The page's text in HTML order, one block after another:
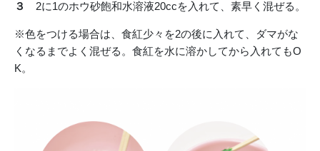
３ 2に1のホウ砂飽和水溶液20ccを入れて、素早く混ぜる。
※色をつける場合は、食紅少々を2の後に入れて、ダマがな
くなるまでよく混ぜる。食紅を水に溶かしてから入れてもO
K。